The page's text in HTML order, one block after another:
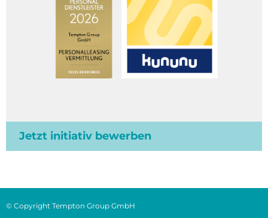
Jetzt initiativ bewerben
© Copyright Tempton Group GmbH